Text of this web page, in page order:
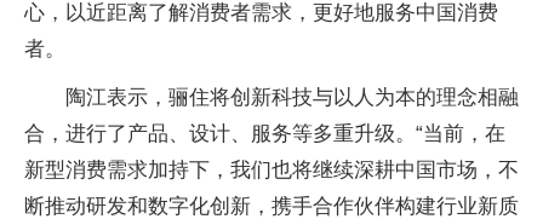
心，以近距离了解消费者需求，更好地服务中国消费
者。
陶江表示，骊住将创新科技与以人为本的理念相融
合，进行了产品、设计、服务等多重升级。“当前，在
新型消费需求加持下，我们也将继续深耕中国市场，不
断推动研发和数字化创新，携手合作伙伴构建行业新质